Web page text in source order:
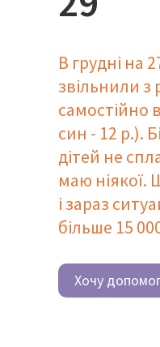
В грудні на
звільнили з
самостійно
син - 12 р.).
дітей не
маю ніякої.
і зараз
більше 15
Хочу